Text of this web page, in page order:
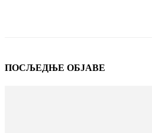
ПОСЉЕДЊЕ ОБЈАВЕ